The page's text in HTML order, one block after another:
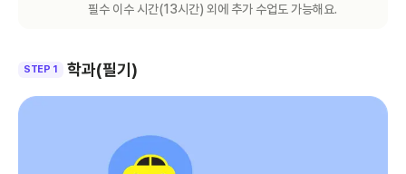
필수 이수 시간(13시간) 외에 추가 수업도 가능해요.
STEP 1 학과(필기)